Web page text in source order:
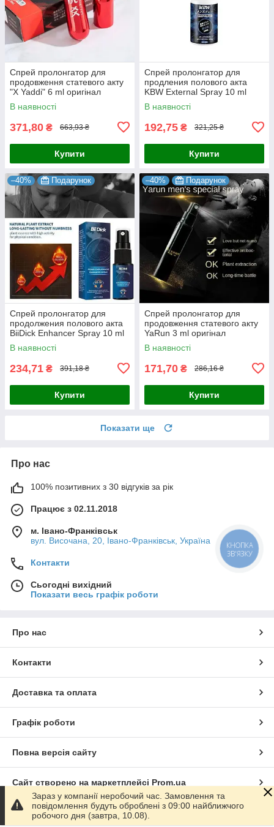
Спрей пролонгатор для
продовження статевого акту
"X Yaddi" 6 ml оригінал
6971023271576
В наявності
371,80 ₴ 663,93 ₴
Купити
Спрей пролонгатор для
продления полового акта
KBW External Spray 10 ml
В наявності
192,75 ₴ 321,25 ₴
Купити
–40% Подарунок
Спрей пролонгатор для
продолжения полового акта
BiiDick Enhancer Spray 10 ml
В наявності
234,71 ₴ 391,18 ₴
Купити
–40% Подарунок
Спрей пролонгатор для
продовження статевого акту
YaRun 3 ml оригінал
В наявності
171,70 ₴ 286,16 ₴
Купити
Показати ще
Про нас
100% позитивних з 30 відгуків за рік
Працює з 02.11.2018
м. Івано-Франківськ
вул. Височана, 20, Івано-Франківськ, Україна
Контакти
Сьогодні вихідний
Показати весь графік роботи
Про нас
Контакти
Доставка та оплата
Графік роботи
Повна версія сайту
Сайт створено на маркетплейсі Prom.ua
Політика конфіденційності
Зараз у компанії неробочий час. Замовлення та
повідомлення будуть оброблені з 09:00 найближчого
робочого дня (завтра, 10.08).
КНОПКА
ЗВ'ЯЗКУ